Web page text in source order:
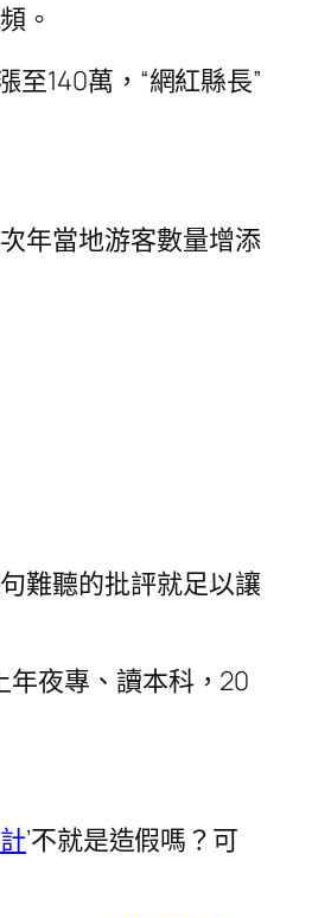
。
140萬，“網紅縣長”
年當地游客數量增添
難聽的批評就足以讓
年夜專、讀本科，20
’不就是造假嗎？可